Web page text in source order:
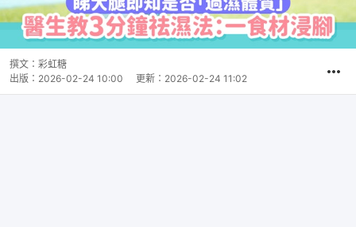
撰文： 彩虹糖
出版： 2026-02-24 10:00 更新： 2026-02-24 11:02